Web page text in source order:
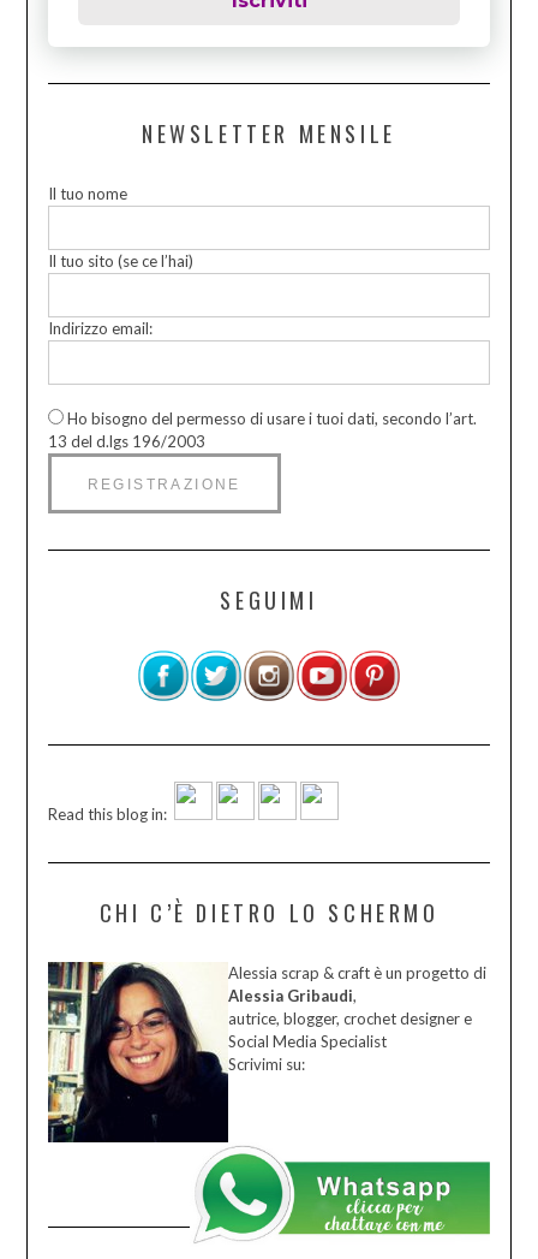
NEWSLETTER MENSILE
Il tuo nome
Il tuo sito (se ce l’hai)
Indirizzo email:
Ho bisogno del permesso di usare i tuoi dati, secondo l’art.
13 del d.lgs 196/2003
SEGUIMI
Read this blog in:
CHI C’È DIETRO LO SCHERMO
Alessia scrap & craft è un progetto di
Alessia Gribaudi,
autrice, blogger, crochet designer e
Social Media Specialist
Scrivimi su: